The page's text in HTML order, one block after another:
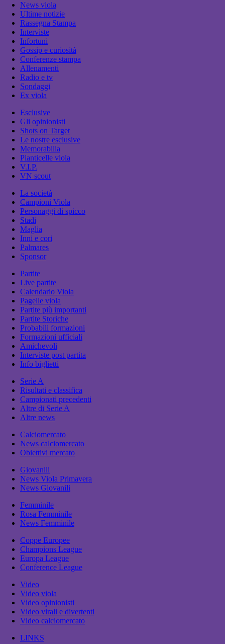
News viola
Ultime notizie
Rassegna Stampa
Interviste
Infortuni
Gossip e curiosità
Conferenze stampa
Allenamenti
Radio e tv
Sondaggi
Ex viola
Esclusive
Gli opinionisti
Shots on Target
Le nostre esclusive
Memorabilia
Pianticelle viola
V.I.P.
VN scout
La società
Campioni Viola
Personaggi di spicco
Stadi
Maglia
Inni e cori
Palmares
Sponsor
Partite
Live partite
Calendario Viola
Pagelle viola
Partite più importanti
Partite Storiche
Probabili formazioni
Formazioni ufficiali
Amichevoli
Interviste post partita
Info biglietti
Serie A
Risultati e classifica
Campionati precedenti
Altre di Serie A
Altre news
Calciomercato
News calciomercato
Obiettivi mercato
Giovanili
News Viola Primavera
News Giovanili
Femminile
Rosa Femminile
News Femminile
Coppe Europee
Champions League
Europa League
Conference League
Video
Video viola
Video opinionisti
Video virali e divertenti
Video calciomercato
LINKS